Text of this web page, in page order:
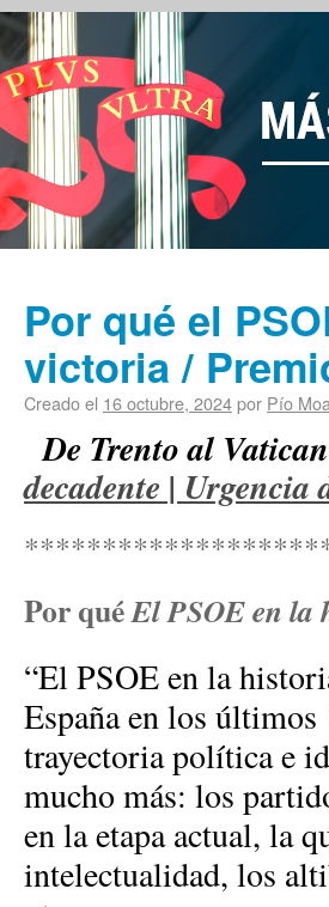
Por qué el
victoria /
Creado el 16 octubre, 2024por Pío Moa
De Trento al
decadente |
Por quéEl PSOE en la
“El PSOE en la
España en los
trayectoria política e
mucho más: los
en la etapa actual, la
intelectualidad, los